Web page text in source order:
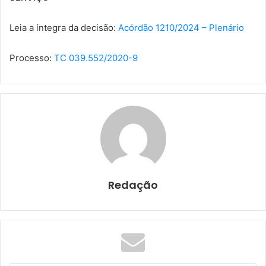
Leia a íntegra da decisão: Acórdão 1210/2024 – Plenário
Processo: TC 039.552/2020-9
Redação